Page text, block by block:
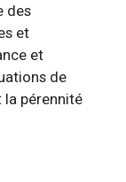
des
et
et
de
la pérennité